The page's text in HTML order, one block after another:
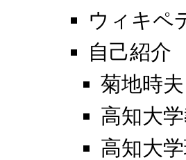
ウィキペ
自己紹介
菊地時夫
高知大
高知大